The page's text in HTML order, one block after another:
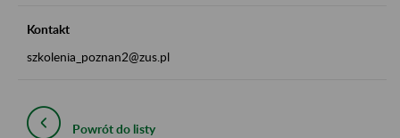
Kontakt
szkolenia_poznan2@zus.pl
Powrót do listy